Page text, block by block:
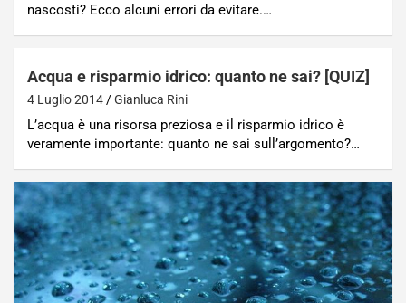
nascosti? Ecco alcuni errori da evitare.…
Acqua e risparmio idrico: quanto ne sai? [QUIZ]
4 Luglio 2014 Gianluca Rini
L’acqua è una risorsa preziosa e il risparmio idrico è
veramente importante: quanto ne sai sull’argomento?…